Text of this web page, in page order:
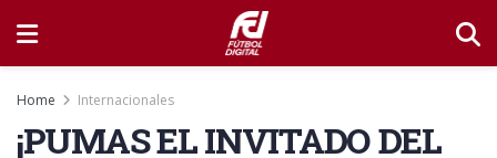
Home Internacionales
¡PUMAS EL INVITADO DEL